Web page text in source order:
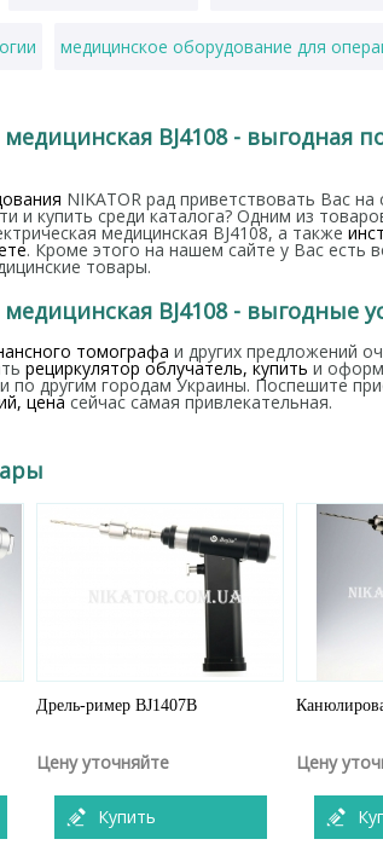
медицинское оборудование для
BJ4108 - выгодная
NIKATOR рад приветствовать Вас на
и купить среди каталога? Одним из
медицинская BJ4108, а также
. Кроме этого на нашем сайте у Вас есть
товары.
BJ4108 - выгодные
томографа и других предложений
рециркулятор облучатель, купить и
по другим городам Украины. Поспешите
цена сейчас самая привлекательная.
Дрель-ример BJ1407В
Цену уточняйте
Купить
Цену